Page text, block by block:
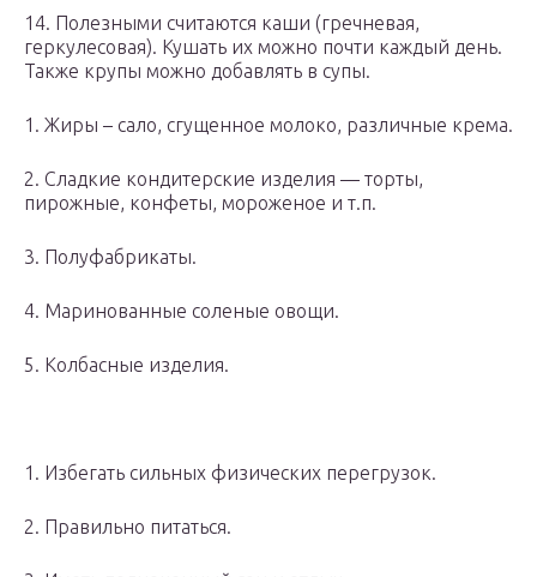
14. Полезными считаются каши (гречневая,
геркулесовая). Кушать их можно почти каждый день.
Также крупы можно добавлять в супы.
1. Жиры – сало, сгущенное молоко, различные крема.
2. Сладкие кондитерские изделия — торты,
пирожные, конфеты, мороженое и т.п.
3. Полуфабрикаты.
4. Маринованные соленые овощи.
5. Колбасные изделия.
1. Избегать сильных физических перегрузок.
2. Правильно питаться.